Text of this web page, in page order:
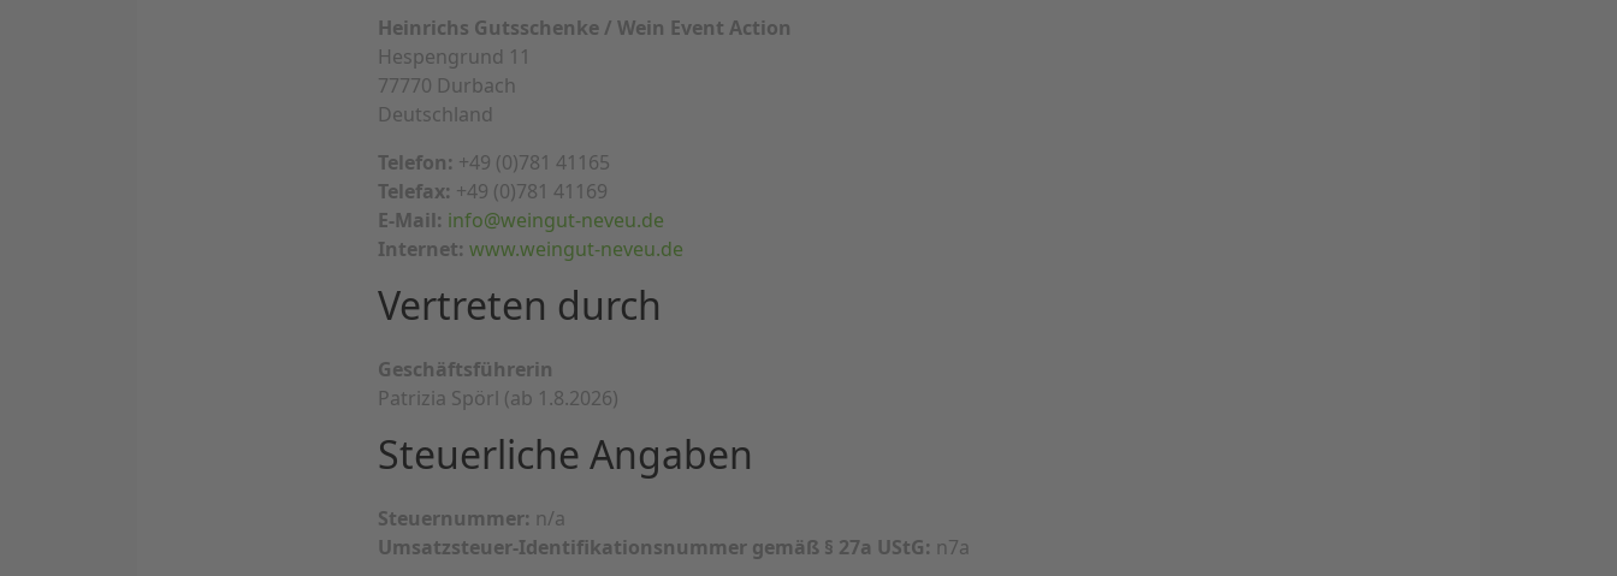
Heinrichs Gutsschenke / Wein Event Action
Hespengrund 11
77770 Durbach
Deutschland
Telefon: +49 (0)781 41165
Telefax: +49 (0)781 41169
E-Mail: info@weingut-neveu.de
Internet: www.weingut-neveu.de
Vertreten durch
Geschäftsführerin
Patrizia Spörl (ab 1.8.2026)
Steuerliche Angaben
Steuernummer: n/a
Umsatzsteuer-Identifikationsnummer gemäß § 27a UStG: n7a